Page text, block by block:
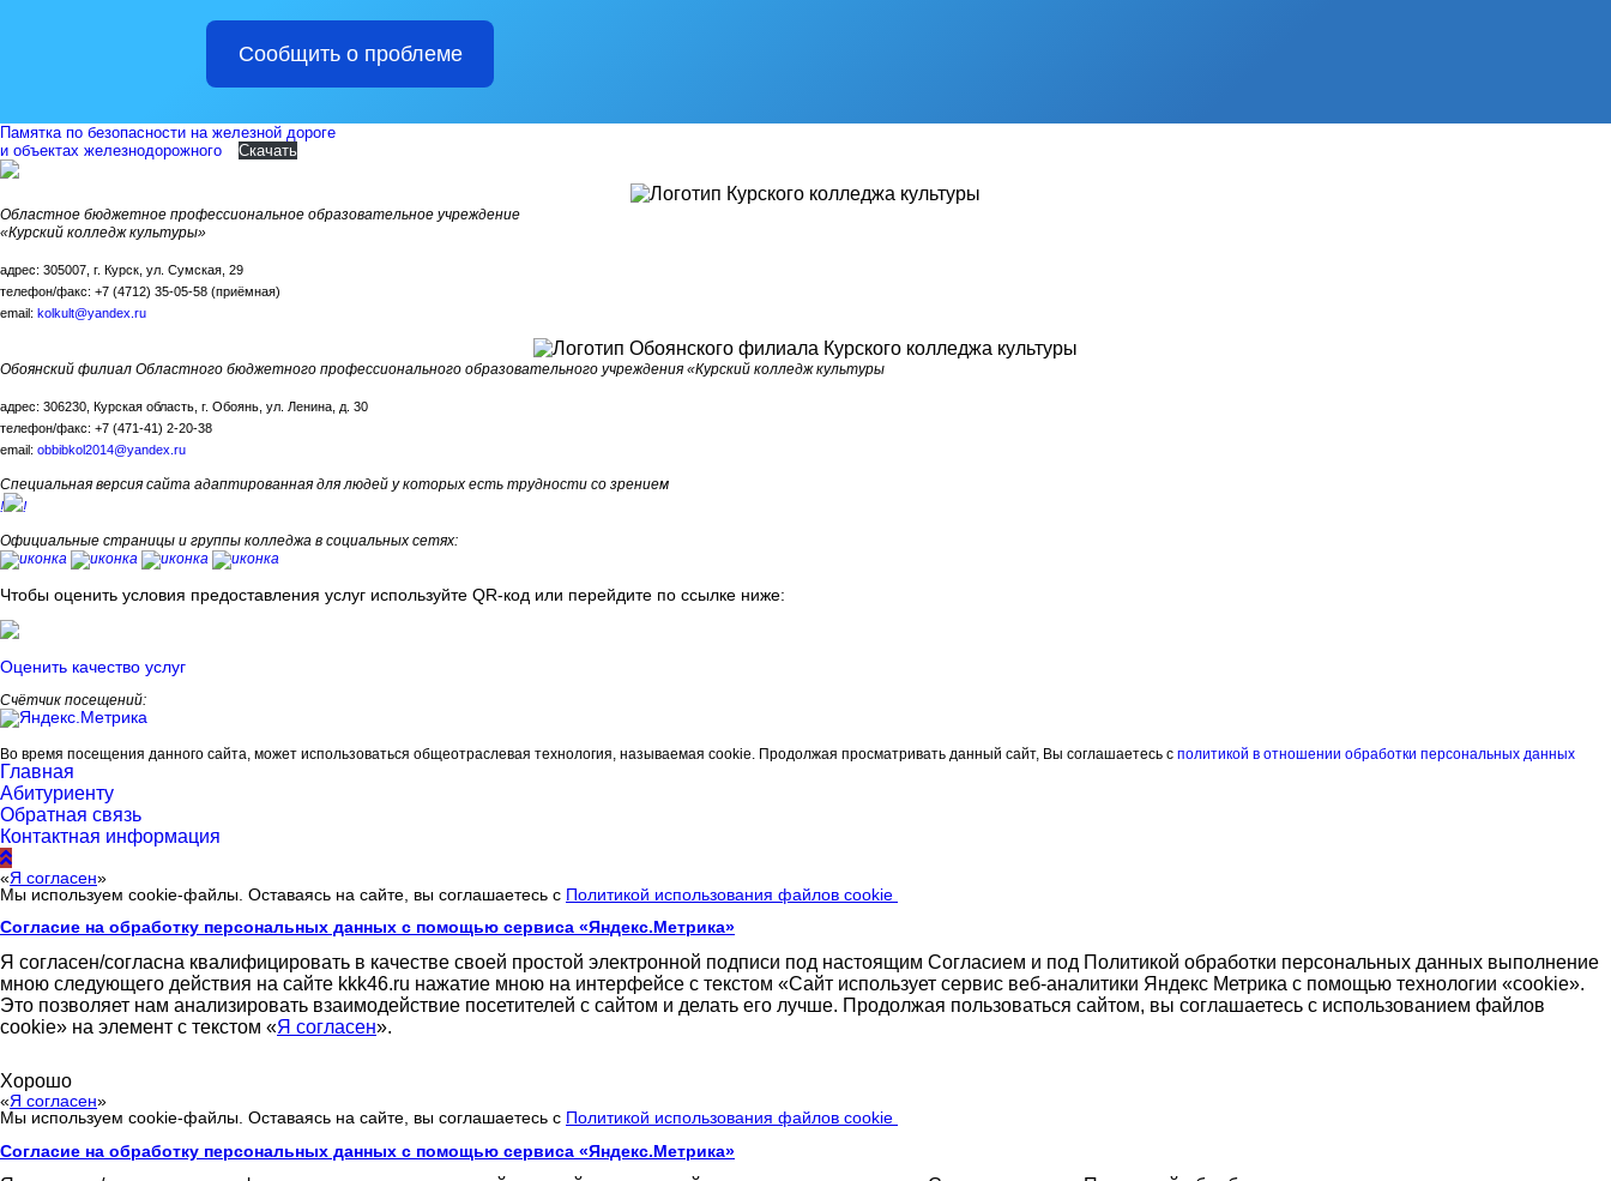
Сообщить о проблеме
Памятка по безопасности на железной дороге
и объектах железнодорожного
Скачать
Областное бюджетное профессиональное образовательное учреждение
«Курский колледж культуры»
адрес: 305007, г. Курск, ул. Сумская, 29
телефон/факс: +7 (4712) 35-05-58 (приёмная)
email: kolkult@yandex.ru
Обоянский филиал Областного бюджетного профессионального образовательного учреждения «Курский колледж культуры
адрес: 306230, Курская область, г. Обоянь, ул. Ленина, д. 30
телефон/факс: +7 (471-41) 2-20-38
email: obbibkol2014@yandex.ru
Специальная версия сайта адаптированная для людей у которых есть трудности со зрением
!
!
Официальные страницы и группы колледжа в социальных сетях:
Чтобы оценить условия предоставления услуг используйте QR-код или перейдите по ссылке ниже:
Оценить качество услуг
Счётчик посещений:
Во время посещения данного сайта, может использоваться общеотраслевая технология, называемая cookie. Продолжая просматривать данный сайт, Вы соглашаетесь с политикой в отношении обработки персональных данных
Главная
Абитуриенту
Обратная связь
Контактная информация
«Я согласен»
Мы используем cookie-файлы. Оставаясь на сайте, вы соглашаетесь с Политикой использования файлов cookie
Согласие на обработку персональных данных с помощью сервиса «Яндекс.Метрика»
Я согласен/согласна квалифицировать в качестве своей простой электронной подписи под настоящим Согласием и под Политикой обработки персональных данных выполнение
мною следующего действия на сайте kkk46.ru нажатие мною на интерфейсе с текстом «Сайт использует сервис веб-аналитики Яндекс Метрика с помощью технологии «cookie».
Это позволяет нам анализировать взаимодействие посетителей с сайтом и делать его лучше. Продолжая пользоваться сайтом, вы соглашаетесь с использованием файлов
cookie» на элемент с текстом «Я согласен».
Хорошо
«Я согласен»
Мы используем cookie-файлы. Оставаясь на сайте, вы соглашаетесь с Политикой использования файлов cookie
Согласие на обработку персональных данных с помощью сервиса «Яндекс.Метрика»